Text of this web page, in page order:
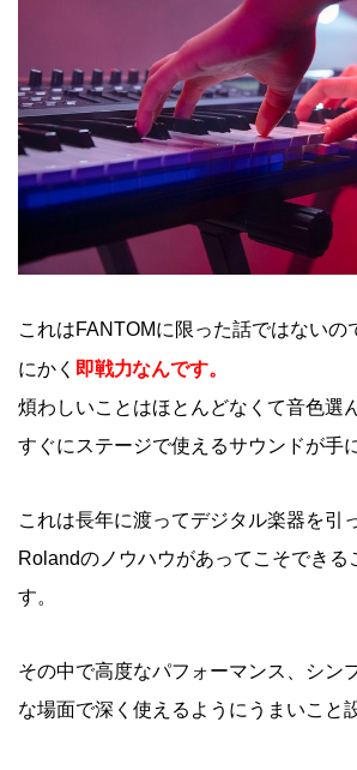
これはFANTOMに限った話ではないの
にかく 即戦力なんです。
煩わしいことはほとんどなくて音色選
すぐにステージで使えるサウンドが手
これは長年に渡ってデジタル楽器を引
Rolandのノウハウがあってこそできる
す。
その中で高度なパフォーマンス、シン
な場面で深く使えるようにうまいこと